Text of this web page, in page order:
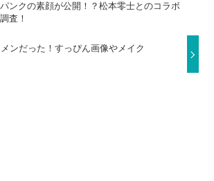
ンクの素顔が公開！？松本零士とのコラボ
査！
ンだった！すっぴん画像やメイク